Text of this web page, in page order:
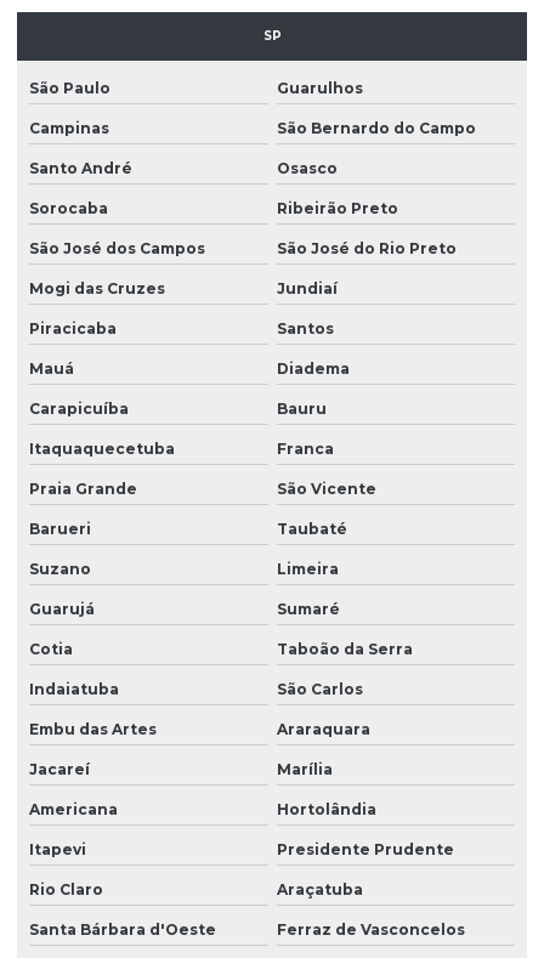
Empresa de limpeza predial
Empresa de limpeza terceirizada
Empresa de limpeza de vidros
Empresa limpeza de vidros em altura
Empresa de limpeza de vidros e fachadas
Empresa de manutenção predial
Empresa de portaria e limpeza
Empresa de portaria e recepção
Empresa de portaria remota
Empresa de recepcionista terceirização
Empresa de serviço terceirizado
Empresa de serviços terceirizados
Empresa de serviços terceirizados de limpeza
Empresa de terceirização de limpeza
Empresa de terceirização de serviços gerais
Empresa de terceirização de serviços de limpeza
Empresa terceirização de zelador
SP
São Paulo Guarulhos
Campinas São Bernardo do Campo
Santo André Osasco
Sorocaba Ribeirão Preto
São José dos Campos São José do Rio Preto
Mogi das Cruzes Jundiaí
Piracicaba Santos
Mauá Diadema
Carapicuíba Bauru
Itaquaquecetuba Franca
Praia Grande São Vicente
Barueri Taubaté
Suzano Limeira
Guarujá Sumaré
Cotia Taboão da Serra
Indaiatuba São Carlos
Embu das Artes Araraquara
Jacareí Marília
Americana Hortolândia
Itapevi Presidente Prudente
Rio Claro Araçatuba
Santa Bárbara d'Oeste Ferraz de Vasconcelos